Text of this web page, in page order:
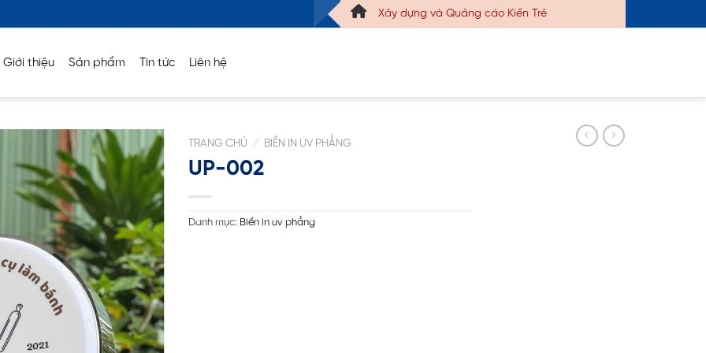
Công ty TNHH Xây dựng và Quảng cáo Kiến Trẻ
Giới thiệu Sản phẩm Tin tức Liên hệ
TRANG CHỦ / BIỂN IN UV PHẲNG
UP-002
Danh mục: Biển in uv phẳng